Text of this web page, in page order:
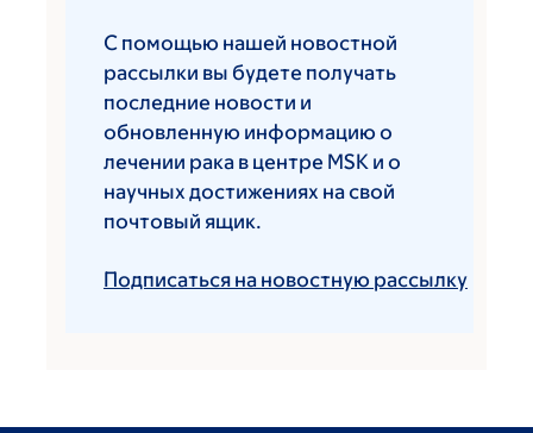
С помощью нашей новостной
рассылки вы будете получать
последние новости и
обновленную информацию о
лечении рака в центре MSK и о
научных достижениях на свой
почтовый ящик.
Подписаться на новостную рассылку